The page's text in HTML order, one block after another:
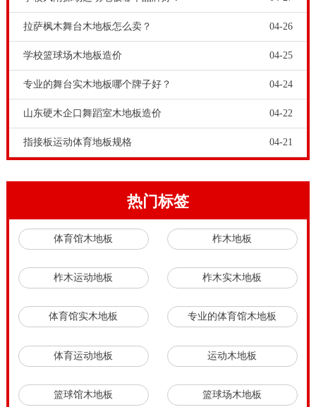
拉萨枫木舞台木地板怎么卖？ 04-26
学校篮球场木地板造价 04-25
专业的舞台实木地板哪个牌子好？ 04-24
山东硬木企口舞蹈室木地板造价 04-22
指接板运动体育地板规格 04-21
热门标签
体育馆木地板 柞木地板
柞木运动地板 柞木实木地板
体育馆实木地板 专业的体育馆木地板
体育运动地板 运动木地板
篮球馆木地板 篮球场木地板